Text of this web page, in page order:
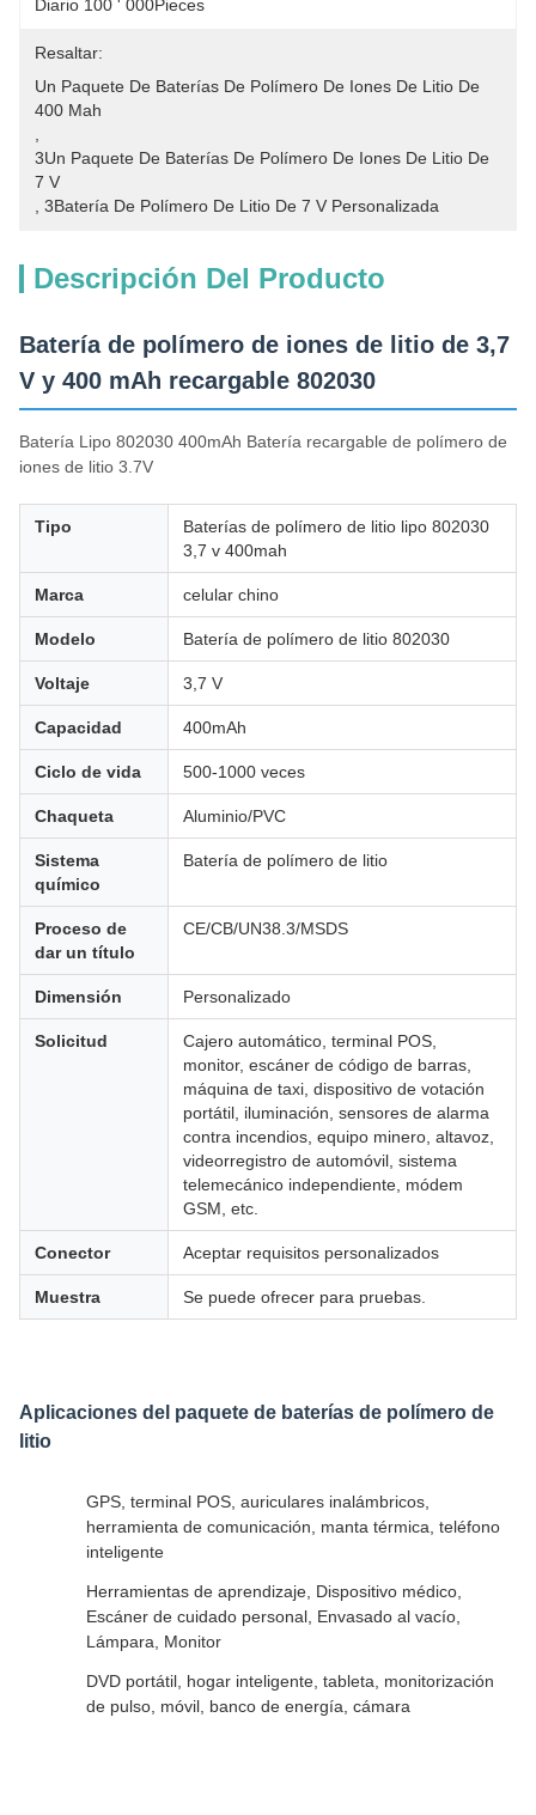
Diario 100 ' 000Pieces
Resaltar:
Un Paquete De Baterías De Polímero De Iones De Litio De
400 Mah
3Un Paquete De Baterías De Polímero De Iones De Litio De
7 V
3Batería De Polímero De Litio De 7 V Personalizada
Descripción Del Producto
Batería de polímero de iones de litio de 3,7
V y 400 mAh recargable 802030
Batería Lipo 802030 400mAh Batería recargable de polímero de
iones de litio 3.7V
Tipo
Baterías de polímero de litio lipo 802030
3,7 v 400mah
Marca celular chino
Modelo Batería de polímero de litio 802030
Voltaje 3,7 V
Capacidad 400mAh
Ciclo de vida 500-1000 veces
Chaqueta Aluminio/PVC
Sistema
químico
Batería de polímero de litio
Proceso de
dar un título
CE/CB/UN38.3/MSDS
Dimensión Personalizado
Solicitud
Cajero automático, terminal POS,
monitor, escáner de código de barras,
máquina de taxi, dispositivo de votación
portátil, iluminación, sensores de alarma
contra incendios, equipo minero, altavoz,
videorregistro de automóvil, sistema
telemecánico independiente, módem
GSM, etc.
Conector Aceptar requisitos personalizados
Muestra Se puede ofrecer para pruebas.
Aplicaciones del paquete de baterías de polímero de
litio
GPS, terminal POS, auriculares inalámbricos,
herramienta de comunicación, manta térmica, teléfono
inteligente
Herramientas de aprendizaje, Dispositivo médico,
Escáner de cuidado personal, Envasado al vacío,
Lámpara, Monitor
DVD portátil, hogar inteligente, tableta, monitorización
de pulso, móvil, banco de energía, cámara